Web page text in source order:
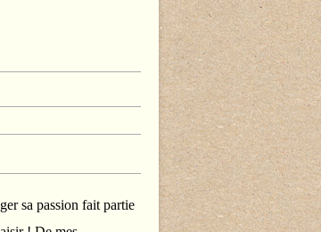
sa passion fait partie